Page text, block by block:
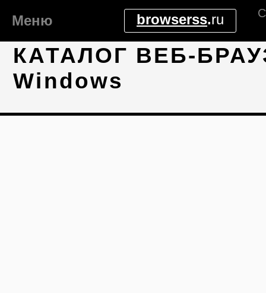
КАТАЛОГ ВЕБ-
Windows
browserss.ru
Меню